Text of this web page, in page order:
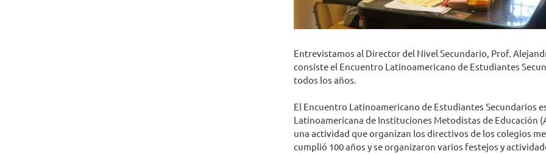
Entrevistamos al Director del Nivel Secundario, Prof.
consiste el Encuentro Latinoamericano de Estudiantes
todos los años.
El Encuentro Latinoamericano de Estudiantes Secundarios
Latinoamericana de Instituciones Metodistas de Educación
una actividad que organizan los directivos de los colegios
cumplió 100 años y se organizaron varios festejos y